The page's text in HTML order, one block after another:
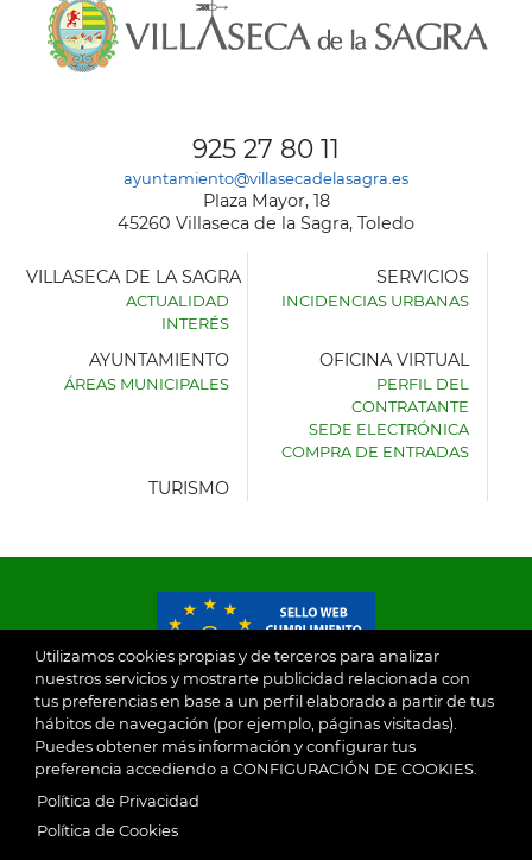
Utilizamos cookies propias y de terceros para analizar
nuestros servicios y mostrarte publicidad relacionada con
tus preferencias en base a un perfil elaborado a partir de tus
hábitos de navegación (por ejemplo, páginas visitadas).
Puedes obtener más información y configurar tus
preferencia accediendo a CONFIGURACIÓN DE COOKIES.
Política de Privacidad
Política de Cookies
925 27 80 11
ayuntamiento@villasecadelasagra.es
Plaza Mayor, 18
45260 Villaseca de la Sagra, Toledo
AYUNTAMIENTO
VILLASECA DE LA SAGRA
ACTUALIDAD
INTERÉS
SERVICIOS
INCIDENCIAS URBANAS
AYUNTAMIENTO
ÁREAS MUNICIPALES
OFICINA VIRTUAL
PERFIL DEL
CONTRATANTE
SEDE ELECTRÓNICA
COMPRA DE ENTRADAS
TURISMO
© 2026
Ayuntamiento de Villaseca de la Sagra Aviso Legal